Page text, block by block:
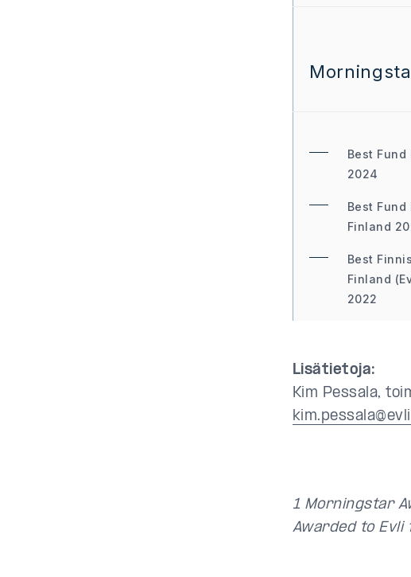
Best Fund
2024
Best Fund
Finland
Best
Finland
2022
Best
France
Corporate
Lisätietoja:
Kim Pessala,
1 Morningstar
Awarded to Evli